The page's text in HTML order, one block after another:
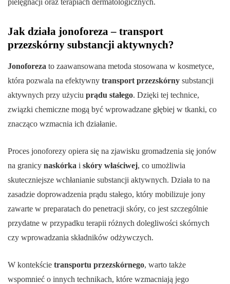
pielęgnacji oraz terapiach dermatologicznych.
Jak działa jonoforeza – transport
przezskórny substancji aktywnych?
Jonoforeza to zaawansowana metoda stosowana w kosmetyce,
która pozwala na efektywny transport przezskórny substancji
aktywnych przy użyciu prądu stałego. Dzięki tej technice,
związki chemiczne mogą być wprowadzane głębiej w tkanki, co
znacząco wzmacnia ich działanie.
Proces jonoforezy opiera się na zjawisku gromadzenia się jonów
na granicy naskórka i skóry właściwej, co umożliwia
skuteczniejsze wchłanianie substancji aktywnych. Działa to na
zasadzie doprowadzenia prądu stałego, który mobilizuje jony
zawarte w preparatach do penetracji skóry, co jest szczególnie
przydatne w przypadku terapii różnych dolegliwości skórnych
czy wprowadzania składników odżywczych.
W kontekście transportu przezskórnego, warto także
wspomnieć o innych technikach, które wzmacniają jego